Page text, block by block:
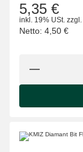
5,35 €
inkl. 19% USt. zzgl.
Netto: 4,50 €